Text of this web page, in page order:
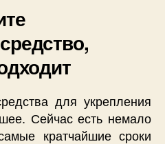
для укрепления
Сейчас есть немало
кратчайшие сроки